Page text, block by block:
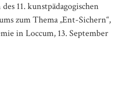
11. kunstpädagogischen
zum Thema „Ent-Sichern“,
in Loccum, 13. September